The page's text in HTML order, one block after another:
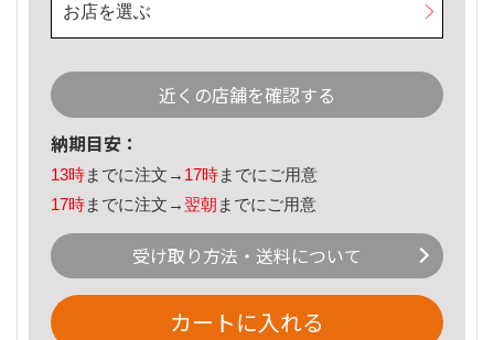
お店を選ぶ
近くの店舗を確認する
納期目安：
13時までに注文→ 17時までにご用意
17時までに注文→ 翌朝 までにご用意
受け取り方法・送料について
カートに入れる